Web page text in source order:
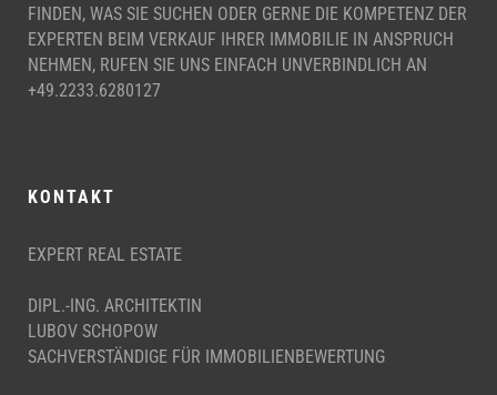
FINDEN, WAS SIE SUCHEN ODER GERNE DIE KOMPETENZ DER
EXPERTEN BEIM VERKAUF IHRER IMMOBILIE IN ANSPRUCH
NEHMEN, RUFEN SIE UNS EINFACH UNVERBINDLICH AN
+49.2233.6280127
KONTAKT
EXPERT REAL ESTATE
DIPL.-ING. ARCHITEKTIN
LUBOV SCHOPOW
SACHVERSTÄNDIGE FÜR IMMOBILIENBEWERTUNG